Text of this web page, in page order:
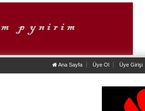
Ana Sayfa Üye Ol Üye Girişi